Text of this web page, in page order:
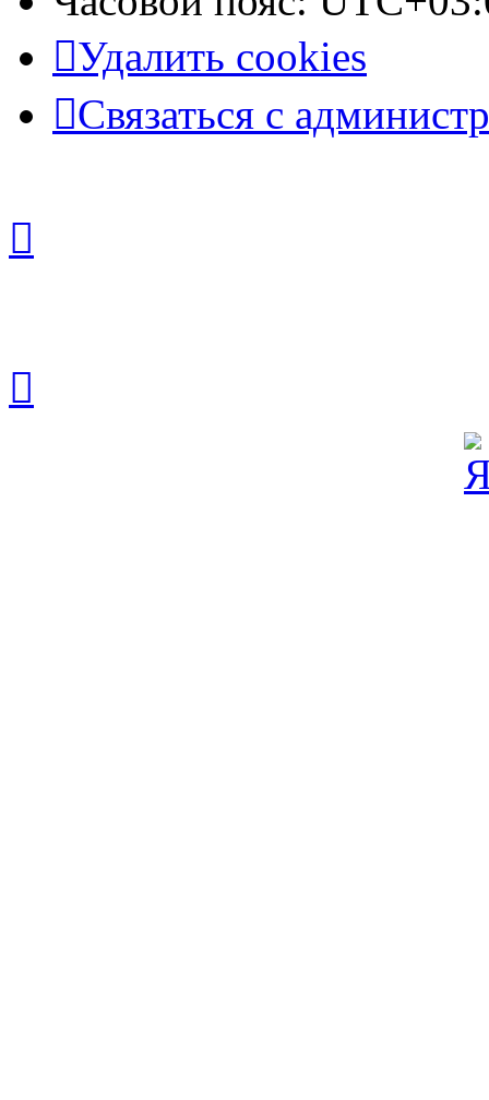
Удалить cookies
Связаться с